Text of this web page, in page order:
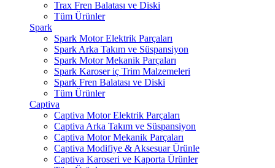
Trax Fren Balatası ve Diski
Tüm Ürünler
Spark
Spark Motor Elektrik Parçaları
Spark Arka Takım ve Süspansiyon
Spark Motor Mekanik Parçaları
Spark Karoser iç Trim Malzemeleri
Spark Fren Balatası ve Diski
Tüm Ürünler
Captiva
Captiva Motor Elektrik Parçaları
Captiva Arka Takım ve Süspansiyon
Captiva Motor Mekanik Parçaları
Captiva Modifiye & Aksesuar Ürünle
Captiva Karoseri ve Kaporta Ürünler